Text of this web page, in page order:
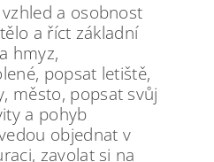
a osobnost
a říct základní
hmyz,
popsat letiště,
město, popsat svůj
a pohyb
objednat v
zavolat si na